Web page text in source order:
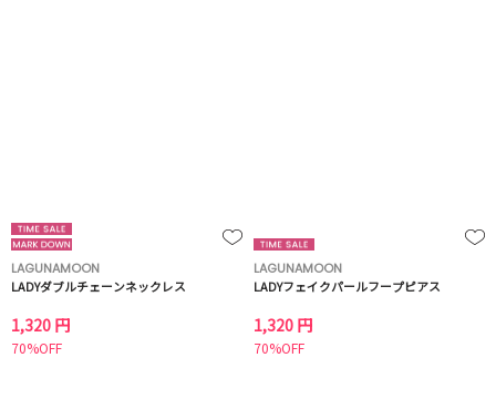
LAGUNAMOON
LADYダブルチェーンネックレス
1,320 円
70%OFF
LAGUNAMOON
LADYフェイクパールフープピアス
1,320 円
70%OFF